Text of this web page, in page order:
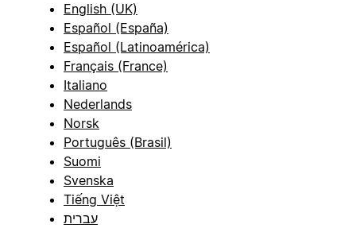
English (UK)
Español (España)
Español (Latinoamérica)
Français (France)
Italiano
Nederlands
Norsk
Português (Brasil)
Suomi
Svenska
Tiếng Việt
עברית